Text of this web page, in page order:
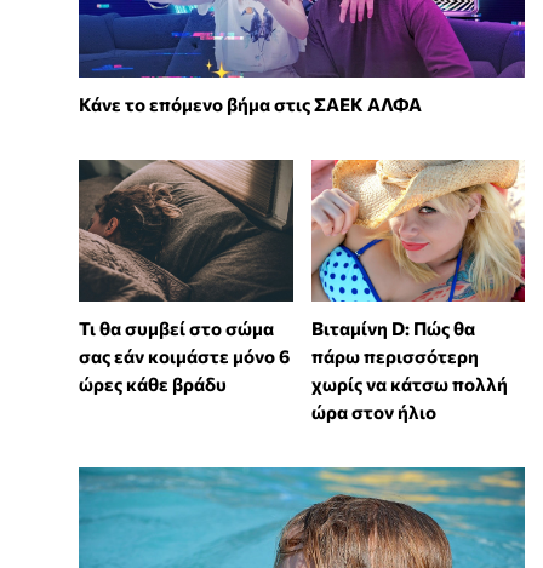
Κάνε το επόμενο βήμα στις ΣΑΕΚ ΑΛΦΑ
Τι θα συμβεί στο σώμα
σας εάν κοιμάστε μόνο 6
ώρες κάθε βράδυ
Βιταμίνη D: Πώς θα
πάρω περισσότερη
χωρίς να κάτσω πολλή
ώρα στον ήλιο